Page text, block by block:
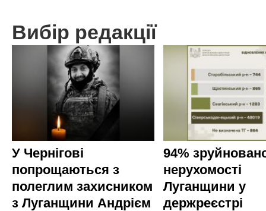
Вибір редакції
У Чернігові
попрощаються з
полеглим захисником
з Луганщини Андрієм
94%
нерухомості
Луганщини у
держреєстрі